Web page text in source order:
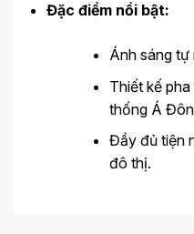
Đặc điểm nổi bật:
Ánh sáng tự
Thiết kế
thống Á
Đầy đủ tiện
đô thị.